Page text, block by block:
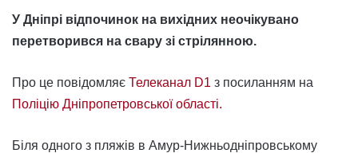
У Дніпрі відпочинок на вихідних неочікувано
перетворився на свару зі стрілянною.
Про це повідомляє Телеканал D1 з посиланням на
Поліцію Дніпропетровської області.
Біля одного з пляжів в Амур-Нижньодніпровському